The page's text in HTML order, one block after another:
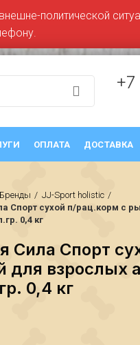
ОПЛАТА ДОСТАВКА
Бренды
JJ-Sport holistic
Спорт сухой п/рац.корм с
0,4 кг
Сила Спорт
для взрослых
0,4 кг
политической